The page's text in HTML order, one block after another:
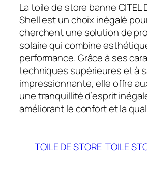
La toile de store banne CITEL
Shell est un choix inégalé
cherchent une solution de
solaire qui combine
performance. Grâce à ses
techniques supérieures et à
impressionnante, elle offre
une tranquillité d’esprit
améliorant le confort et la
TOILE DE STORE TOILE